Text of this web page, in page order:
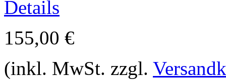
155,00 €
(inkl. MwSt. zzgl.